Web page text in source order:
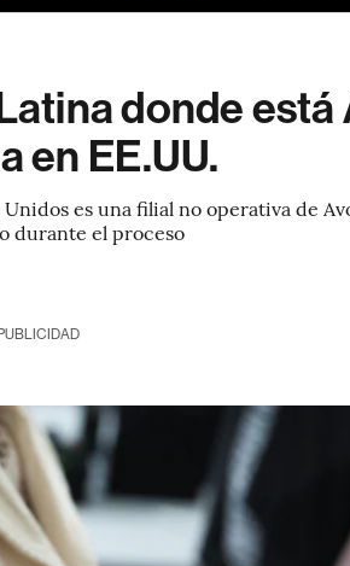
donde está
en EE.UU.
es una filial no operativa de
durante el proceso
PUBLICIDAD